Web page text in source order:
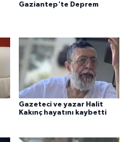
Gaziantep'te Deprem
Gazeteci ve yazar Halit
Kakınç hayatını kaybetti